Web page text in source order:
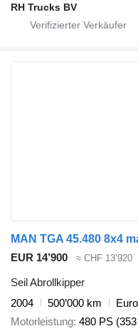
RH Trucks BV
MAN TGA 45.480 8x4
EUR 14’900
≈ CHF 13’920
Seil Abrollkipper
2004
500’000 km
Motorleistung 480 PS